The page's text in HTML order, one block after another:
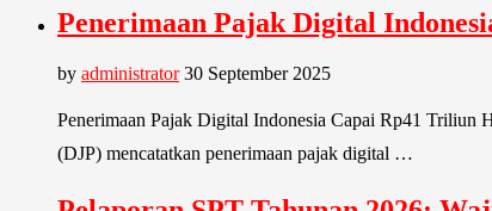
Penerimaan Pajak Digital
by administrator 30 September 2025
Penerimaan Pajak Digital Indonesia Capai Rp41 Triliun
(DJP) mencatatkan penerimaan pajak digital …